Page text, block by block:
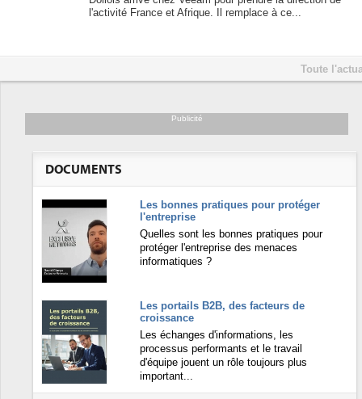
l'activité France et Afrique. Il remplace à ce...
Toute
Publicité
DOCUMENTS
Les bonnes pratiques pour protéger
l'entreprise
Quelles sont les bonnes pratiques pour
protéger l'entreprise des menaces
informatiques ?
Les portails B2B, des facteurs de
croissance
Les échanges d'informations, les
processus performants et le travail
d'équipe jouent un rôle toujours plus
important...